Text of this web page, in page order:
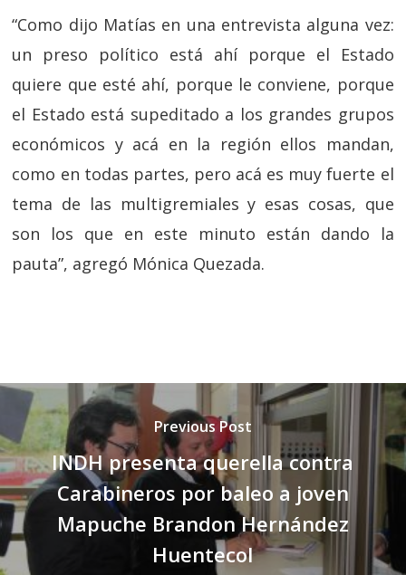
“Como dijo Matías en una entrevista alguna vez:
un preso político está ahí porque el Estado
quiere que esté ahí, porque le conviene, porque
el Estado está supeditado a los grandes grupos
económicos y acá en la región ellos mandan,
como en todas partes, pero acá es muy fuerte el
tema de las multigremiales y esas cosas, que
son los que en este minuto están dando la
pauta”, agregó Mónica Quezada.
Previous Post
INDH presenta querella contra
Carabineros por baleo a joven
Mapuche Brandon Hernández
Huentecol